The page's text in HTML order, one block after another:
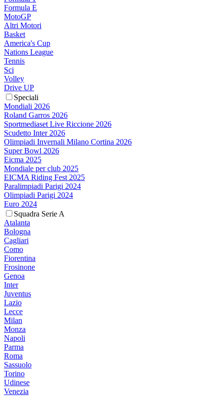
Formula E
MotoGP
Altri Motori
Basket
America's Cup
Nations League
Tennis
Sci
Volley
Drive UP
Speciali
Mondiali 2026
Roland Garros 2026
Sportmediaset Live Riccione 2026
Scudetto Inter 2026
Olimpiadi Invernali Milano Cortina 2026
Super Bowl 2026
Eicma 2025
Mondiale per club 2025
EICMA Riding Fest 2025
Paralimpiadi Parigi 2024
Olimpiadi Parigi 2024
Euro 2024
Squadra Serie A
Atalanta
Bologna
Cagliari
Como
Fiorentina
Frosinone
Genoa
Inter
Juventus
Lazio
Lecce
Milan
Monza
Napoli
Parma
Roma
Sassuolo
Torino
Udinese
Venezia